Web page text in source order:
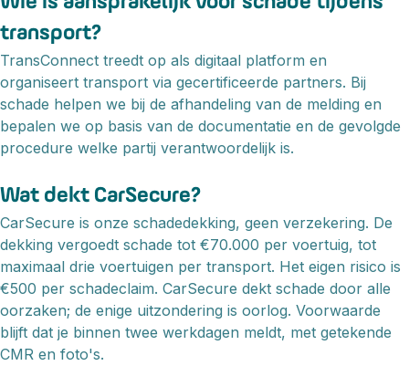
transport?
TransConnect treedt op als digitaal platform en
organiseert transport via gecertificeerde partners. Bij
schade helpen we bij de afhandeling van de melding en
bepalen we op basis van de documentatie en de gevolgde
procedure welke partij verantwoordelijk is.
Wat dekt CarSecure?
CarSecure is onze schadedekking, geen verzekering. De
dekking vergoedt schade tot €70.000 per voertuig, tot
maximaal drie voertuigen per transport. Het eigen risico is
€500 per schadeclaim. CarSecure dekt schade door alle
oorzaken; de enige uitzondering is oorlog. Voorwaarde
blijft dat je binnen twee werkdagen meldt, met getekende
CMR en foto's.